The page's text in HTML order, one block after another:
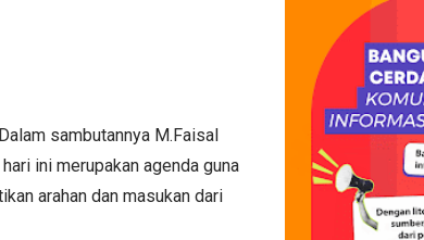
sambutannya M.Faisal
ini merupakan agenda guna
arahan dan masukan dari